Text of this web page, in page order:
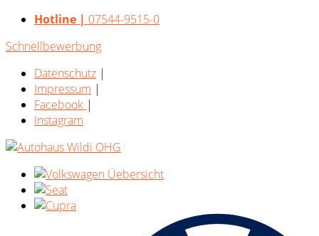
Hotline | 07544-9515-0
Schnellbewerbung
Datenschutz |
Impressum |
Facebook |
Instagram